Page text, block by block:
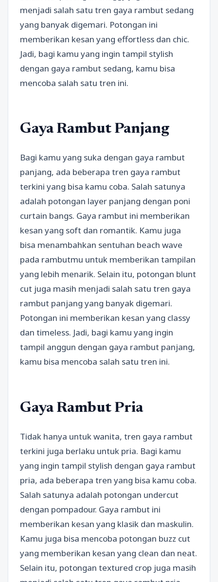
menjadi salah satu tren gaya rambut sedang
yang banyak digemari. Potongan ini
memberikan kesan yang effortless dan chic.
Jadi, bagi kamu yang ingin tampil stylish
dengan gaya rambut sedang, kamu bisa
mencoba salah satu tren ini.
Gaya Rambut Panjang
Bagi kamu yang suka dengan gaya rambut
panjang, ada beberapa tren gaya rambut
terkini yang bisa kamu coba. Salah satunya
adalah potongan layer panjang dengan poni
curtain bangs. Gaya rambut ini memberikan
kesan yang soft dan romantik. Kamu juga
bisa menambahkan sentuhan beach wave
pada rambutmu untuk memberikan tampilan
yang lebih menarik. Selain itu, potongan blunt
cut juga masih menjadi salah satu tren gaya
rambut panjang yang banyak digemari.
Potongan ini memberikan kesan yang classy
dan timeless. Jadi, bagi kamu yang ingin
tampil anggun dengan gaya rambut panjang,
kamu bisa mencoba salah satu tren ini.
Gaya Rambut Pria
Tidak hanya untuk wanita, tren gaya rambut
terkini juga berlaku untuk pria. Bagi kamu
yang ingin tampil stylish dengan gaya rambut
pria, ada beberapa tren yang bisa kamu coba.
Salah satunya adalah potongan undercut
dengan pompadour. Gaya rambut ini
memberikan kesan yang klasik dan maskulin.
Kamu juga bisa mencoba potongan buzz cut
yang memberikan kesan yang clean dan neat.
Selain itu, potongan textured crop juga masih